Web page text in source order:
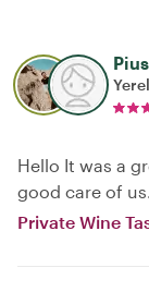
Pius
Hello It was a
good care of
Private Wine